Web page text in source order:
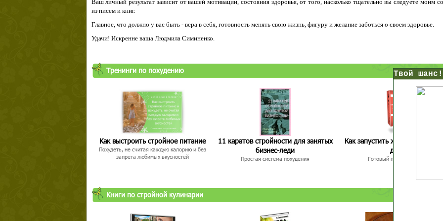
Ваш личный результат зависит от вашей мотивации, состояния здоровья, от того, насколько тщательно вы следуете моим
из писем и книг.
Главное, что должно у вас быть - вера в себя, готовность менять свою жизнь, фигуру и желание заботься о своем здоровье.
Удачи! Искренне ваша Людмила Симиненко.
Тренинги по похудению
Как выстроить стройное питание
Похудеть, не считая каждую калорию и без
запрета любимых вкусностей
11 каратов стройности для занятых
бизнес-леди
Простая система похудения
Как запустить жиросжигание за
дней
Готовый план-сценарий
Книги по стройной кулинарии
Прямо сейчас получи мои
7 уроков стройности
без голодных
таблеток
Первый урок - через 5 минут в твоем почтовом